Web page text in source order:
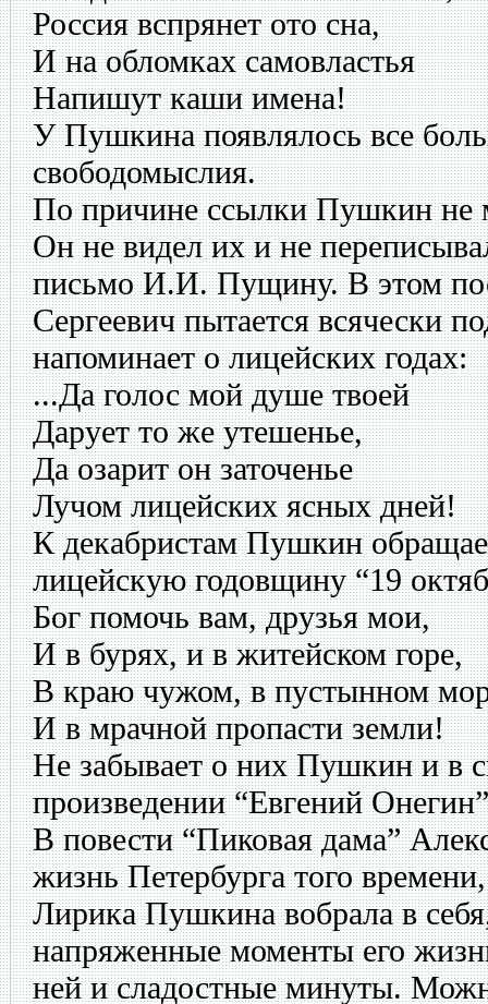
Россия вспрянет ото сна,
И на обломках самовластья
Напишут каши имена!
У Пушкина появлялось все
свободомыслия.
По причине ссылки Пушкин не
Он не видел их и не
письмо И.И. Пущину. В этом
Сергеевич пытается всячески
напоминает о лицейских годах:
...Да голос мой душе твоей
Дарует то же утешенье,
Да озарит он заточенье
Лучом лицейских ясных дней!
К декабристам Пушкин
лицейскую годовщину “19
Бог помочь вам, друзья мои,
И в бурях, и в житейском горе,
В краю чужом, в пустынном
И в мрачной пропасти земли!
Не забывает о них Пушкин и в
произведении “Евгений
В повести “Пиковая дама”
жизнь Петербурга того
Лирика Пушкина вобрала в
напряженные моменты его
ней и сладостные минуты.